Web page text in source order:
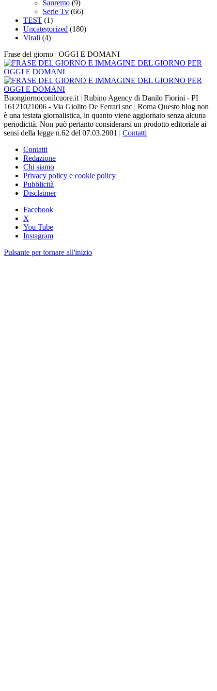
Sanremo (9)
Serie Tv (66)
TEST (1)
Uncategorized (180)
Virali (4)
Frase del giorno | OGGI E DOMANI
Buongiornoconilcuore.it | Rubino Agency di Danilo Fiorini - PI
16121021006 - Via Giolito De Ferrari snc | Roma Questo blog non
è una testata giornalistica, in quanto viene aggiornato senza alcuna
periodicità. Non può pertanto considerarsi un prodotto editoriale ai
sensi della legge n.62 del 07.03.2001 | Contatti
Contatti
Redazione
Chi siamo
Privacy policy e cookie policy
Pubblicità
Disclaimer
Facebook
X
You Tube
Instagram
Pulsante per tornare all'inizio